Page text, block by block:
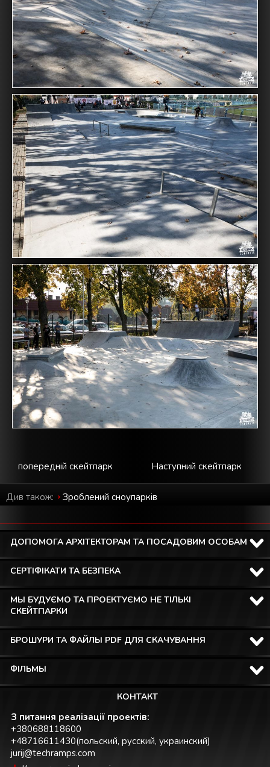
Наступний скейтпарк
попередній скейтпарк
Див також: Зроблений cноупарків
ДОПОМОГА АРХІТЕКТОРАМ ТА ПОСАДОВИМ ОСОБАМ
СЕРТІФІКАТИ ТА БЕЗПЕКА
МЫ БУДУЄМО ТА ПРОЕКТУЄМО НЕ ТІЛЬКІ
СКЕЙТПАРКИ
БРОШУРИ ТА ФАЙЛЫ PDF ДЛЯ СКАЧУВАННЯ
ФІЛЬМЫ
КОНТАКТ
З питання реалізації проектів:
+380688118600
+48716611430(польский, русский, украинский)
jurij@techramps.com